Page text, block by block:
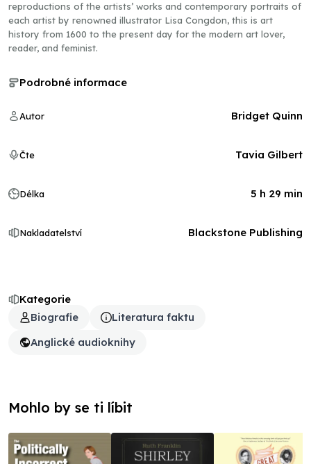
reproductions of the artists’ works and contemporary portraits of
each artist by renowned illustrator Lisa Congdon, this is art
history from 1600 to the present day for the modern art lover,
reader, and feminist.
Kategorie
Biografie
Literatura faktu
Anglické audioknihy
Podrobné informace
Autor Bridget Quinn
Čte Tavia Gilbert
Délka 5 h 29 min
Nakladatelství Blackstone Publishing
Mohlo by se ti líbit